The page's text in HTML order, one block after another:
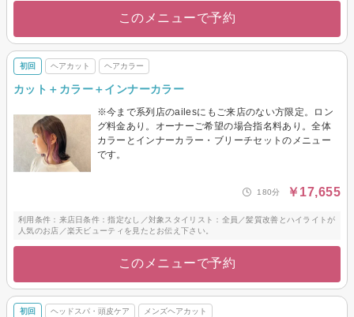
このメニューで予約
初回 ヘアカット ヘアカラー
カット＋カラー＋インナーカラー
※今まで系列店のailesにもご来店のない方限定。ロン
グ料金あり。オーナーご希望の場合指名料あり。全体
カラーとインナーカラー・ブリーチセットのメニュー
です。
180分 ￥17,655
利用条件：来店日条件：指定なし／対象スタイリスト：全員／髪質改善とハイライトが
人気のお店／楽天ビューティを見たとお伝え下さい。
このメニューで予約
初回 ヘッドスパ・頭皮ケア メンズヘアカット